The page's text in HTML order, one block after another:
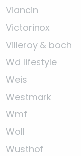
Viancin
Victorinox
Villeroy & boch
Wd lifestyle
Weis
Westmark
Wmf
Woll
Wusthof